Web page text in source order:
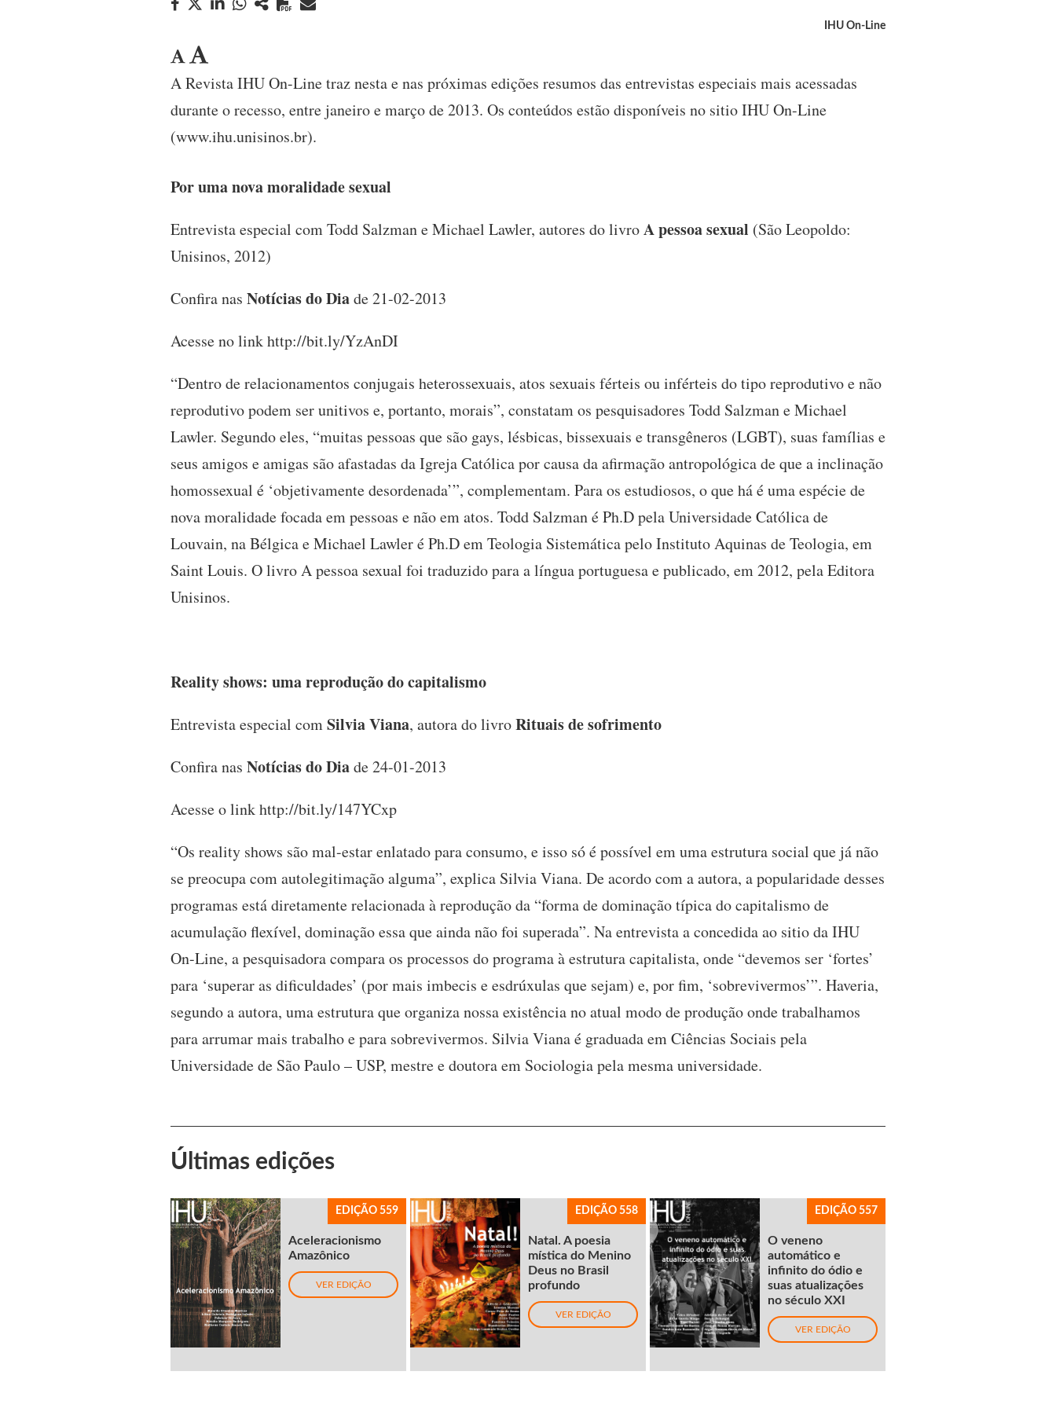
IHU On-Line
A Revista IHU On-Line traz nesta e nas próximas edições resumos das entrevistas especiais mais acessadas
durante o recesso, entre janeiro e março de 2013. Os conteúdos estão disponíveis no sitio IHU On-Line
(www.ihu.unisinos.br).
Por uma nova moralidade sexual
Entrevista especial com Todd Salzman e Michael Lawler, autores do livroA pessoa sexual (São Leopoldo:
Unisinos, 2012)
Confira nas Notícias do Diade 21-02-2013
Acesse no link http://bit.ly/YzAnDI
“Dentro de relacionamentos conjugais heterossexuais, atos sexuais férteis ou inférteis do tipo reprodutivo e não
reprodutivo podem ser unitivos e, portanto, morais”, constatam os pesquisadores Todd Salzman e Michael
Lawler. Segundo eles, “muitas pessoas que são gays, lésbicas, bissexuais e transgêneros (LGBT), suas famílias e
seus amigos e amigas são afastadas da Igreja Católica por causa da afirmação antropológica de que a inclinação
homossexual é ‘objetivamente desordenada’”, complementam. Para os estudiosos, o que há é uma espécie de
nova moralidade focada em pessoas e não em atos. Todd Salzman é Ph.D pela Universidade Católica de
Louvain, na Bélgica e Michael Lawler é Ph.D em Teologia Sistemática pelo Instituto Aquinas de Teologia, em
Saint Louis. O livro A pessoa sexual foi traduzido para a língua portuguesa e publicado, em 2012, pela Editora
Unisinos.
Reality shows: uma reprodução do capitalismo
Entrevista especial comSilvia Viana, autora do livroRituais de sofrimento
Confira nas Notícias do Diade 24-01-2013
Acesse o link http://bit.ly/147YCxp
“Os reality shows são mal-estar enlatado para consumo, e isso só é possível em uma estrutura social que já não
se preocupa com autolegitimação alguma”, explica Silvia Viana. De acordo com a autora, a popularidade desses
programas está diretamente relacionada à reprodução da “forma de dominação típica do capitalismo de
acumulação flexível, dominação essa que ainda não foi superada”. Na entrevista a concedida ao sitio da IHU
On-Line, a pesquisadora compara os processos do programa à estrutura capitalista, onde “devemos ser ‘fortes’
para ‘superar as dificuldades’ (por mais imbecis e esdrúxulas que sejam) e, por fim, ‘sobrevivermos’”. Haveria,
segundo a autora, uma estrutura que organiza nossa existência no atual modo de produção onde trabalhamos
para arrumar mais trabalho e para sobrevivermos. Silvia Viana é graduada em Ciências Sociais pela
Universidade de São Paulo – USP, mestre e doutora em Sociologia pela mesma universidade.
Últimas edições
EDIÇÃO 559
Aceleracionismo
Amazônico
VER EDIÇÃO
EDIÇÃO 558
Natal. A poesia
mística do Menino
Deus no Brasil
profundo
VER EDIÇÃO
EDIÇÃO 557
O veneno
automático e
infinito do ódio e
suas atualizações
no século XXI
VER EDIÇÃO